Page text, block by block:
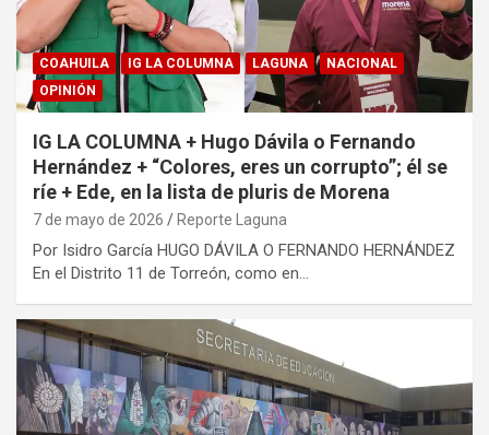
COAHUILA IG LA COLUMNA LAGUNA
NACIONAL
OPINIÓN
IG LA COLUMNA + Hugo Dávila o Fernando
Hernández + “Colores, eres un corrupto”; él se
ríe + Ede, en la lista de pluris de Morena
7 de mayo de 2026 Reporte Laguna
Por Isidro García HUGO DÁVILA O FERNANDO HERNÁNDEZ
En el Distrito 11 de Torreón, como en…